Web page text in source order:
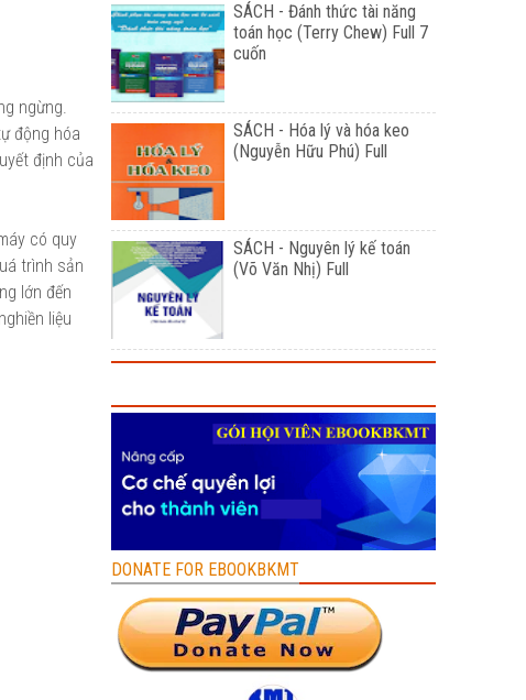
ngừng.
động hóa
định của
có quy
trình sản
lớn đến
liệu
SÁCH - Đánh thức tài năng
toán học (Terry Chew) Full 7
cuốn
SÁCH - Hóa lý và hóa keo
(Nguyễn Hữu Phú) Full
SÁCH - Nguyên lý kế toán
(Võ Văn Nhị) Full
DONATE FOR EBOOKBKMT